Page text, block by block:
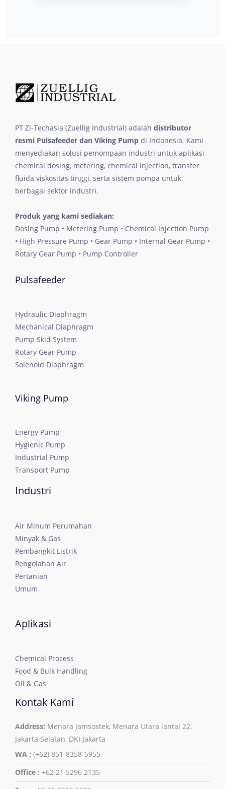
PT Zi-Techasia (Zuellig Industrial) adalah distributor
resmi Pulsafeeder dan Viking Pump di Indonesia. Kami
menyediakan solusi pemompaan industri untuk aplikasi
chemical dosing, metering, chemical injection, transfer
fluida viskositas tinggi, serta sistem pompa untuk
berbagai sektor industri.
Produk yang kami sediakan:
Dosing Pump • Metering Pump • Chemical Injection Pump
• High Pressure Pump • Gear Pump • Internal Gear Pump •
Rotary Gear Pump • Pump Controller
Pulsafeeder
Hydraulic Diaphragm
Mechanical Diaphragm
Pump Skid System
Rotary Gear Pump
Solenoid Diaphragm
Viking Pump
Energy Pump
Hygienic Pump
Industrial Pump
Transport Pump
Industri
Air Minum Perumahan
Minyak & Gas
Pembangkit Listrik
Pengolahan Air
Pertanian
Umum
Aplikasi
Chemical Process
Food & Bulk Handling
Oil & Gas
Kontak Kami
Address: Menara Jamsostek, Menara Utara lantai 22,
Jakarta Selatan, DKI Jakarta
WA : (+62) 851-8358-5955
Office : +62 21 5296 2135